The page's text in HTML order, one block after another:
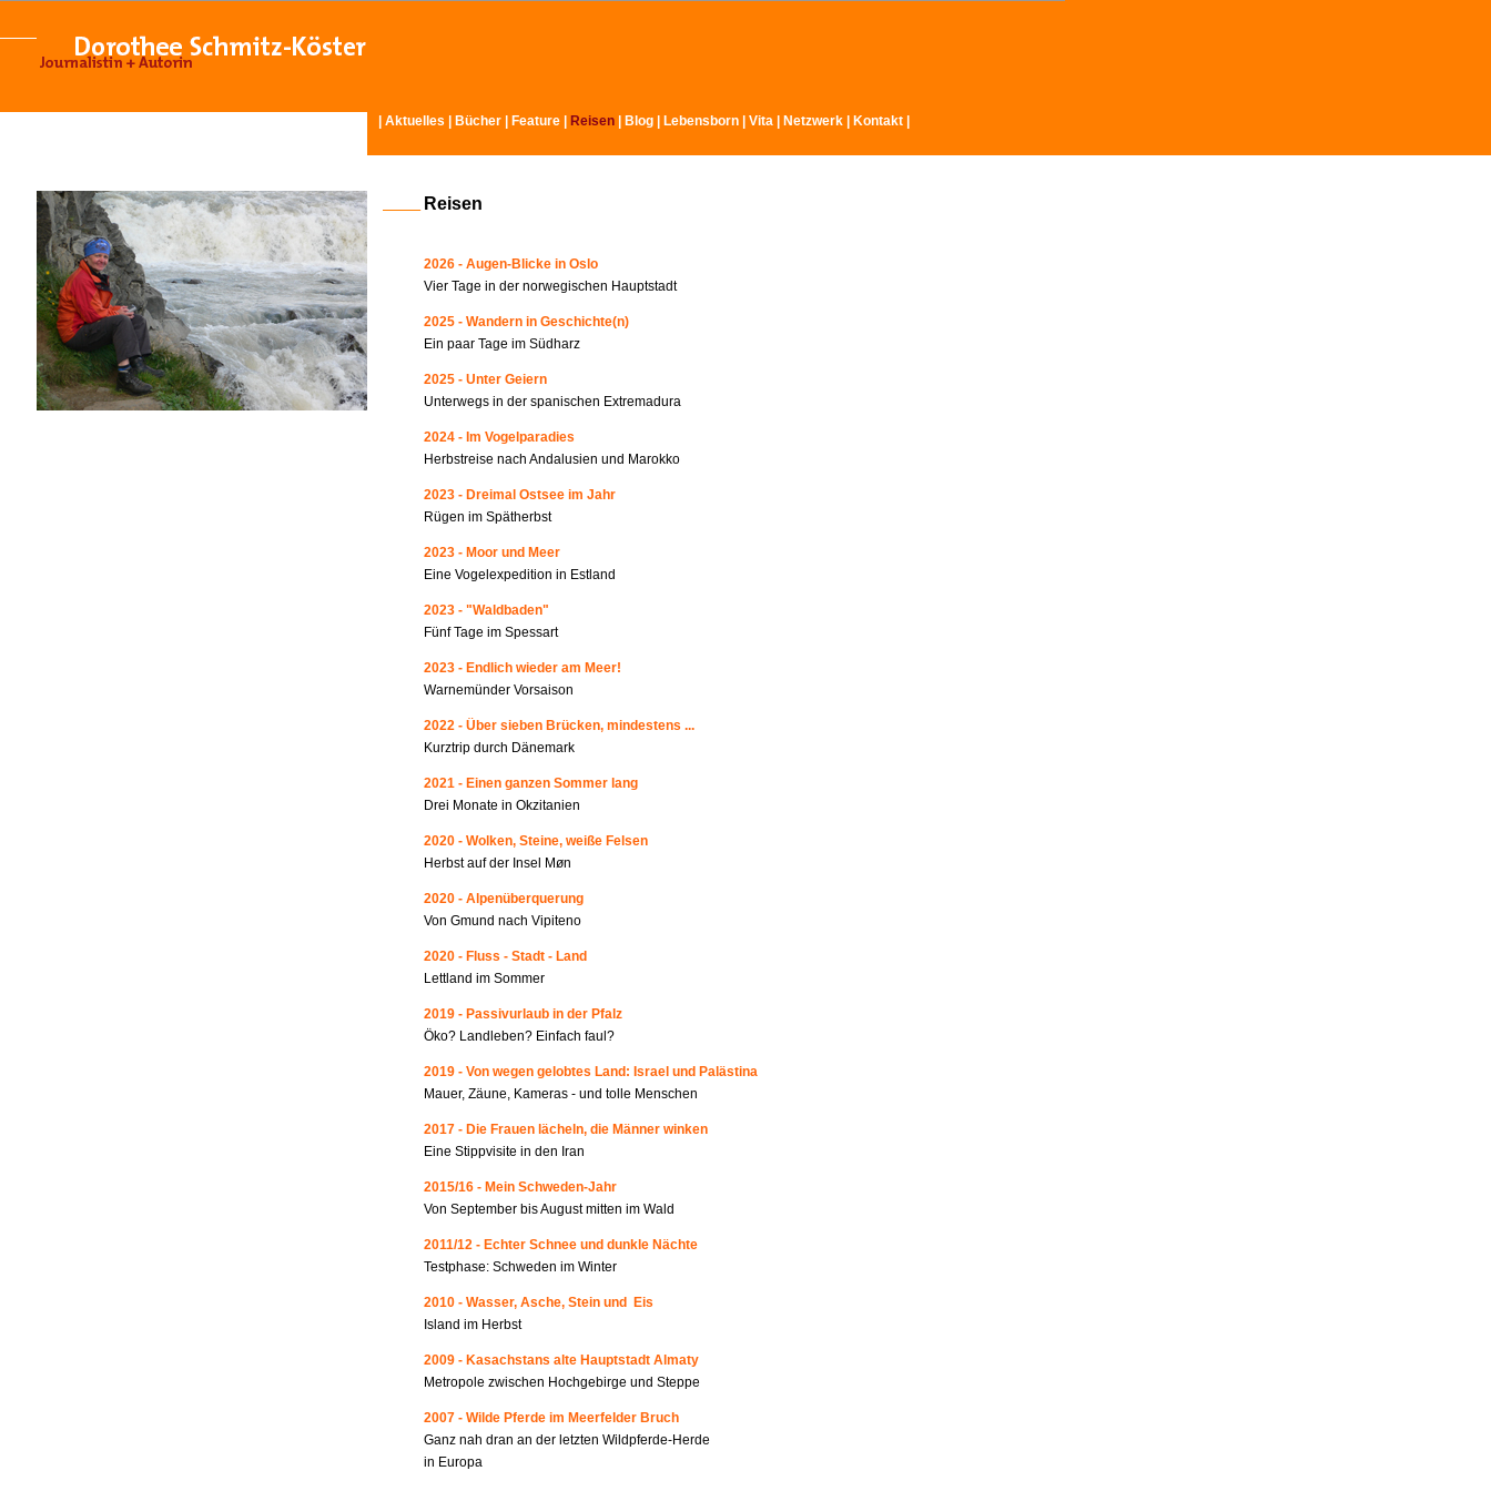
Aktuelles Bücher Feature Reisen Blog | Lebensborn Vita Netzwerk Kontakt
Reisen
2026 - Augen-Blicke in Oslo
Vier Tage in der norwegischen Hauptstadt
2025 - Wandern in Geschichte(n)
Ein paar Tage im Südharz
2025 - Unter Geiern
Unterwegs in der spanischen Extremadura
2024 - Im Vogelparadies
Herbstreise nach Andalusien und Marokko
2023 - Dreimal Ostsee im Jahr
Rügen im Spätherbst
2023 - Moor und Meer
Eine Vogelexpedition in Estland
2023 - "Waldbaden"
Fünf Tage im Spessart
2023 - Endlich wieder am Meer!
Warnemünder Vorsaison
2022 - Über sieben Brücken, mindestens ...
Kurztrip durch Dänemark
2021 - Einen ganzen Sommer lang
Drei Monate in Okzitanien
2020 - Wolken, Steine, weiße Felsen
Herbst auf der Insel Møn
2020 - Alpenüberquerung
Von Gmund nach Vipiteno
2020 - Fluss - Stadt - Land
Lettland im Sommer
2019 - Passivurlaub in der Pfalz
Öko? Landleben? Einfach faul?
2019 - Von wegen gelobtes Land: Israel und Palästina
Mauer, Zäune, Kameras - und tolle Menschen
2017 - Die Frauen lächeln, die Männer winken
Eine Stippvisite in den Iran
2015/16 - Mein Schweden-Jahr
Von September bis August mitten im Wald
2011/12 - Echter Schnee und dunkle Nächte
Testphase: Schweden im Winter
2010 - Wasser, Asche, Stein und Eis
Island im Herbst
2009 - Kasachstans alte Hauptstadt Almaty
Metropole zwischen Hochgebirge und Steppe
2007 - Wilde Pferde im Meerfelder Bruch
Ganz nah dran an der letzten Wildpferde-Herde
in Europa